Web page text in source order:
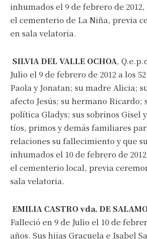
inhumados el 9 de febrero de 2012,
el cementerio de La Niña, previa
en sala velatoria.
SILVIA DEL VALLE OCHOA,
Julio el 9 de febrero de 2012 a los
Paola y Jonatan; su madre Alicia;
afecto Jesús; su hermano Ricardo;
política Gladys; sus sobrinos Gisel
tíos, primos y demás familiares
relaciones su fallecimiento y que
inhumados el 10 de febrero de
el cementerio local, previa
sala velatoria.
EMILIA CASTRO vda. DE
Falleció en 9 de Julio el 10 de
años. Sus hijas Gracuela e Isabel